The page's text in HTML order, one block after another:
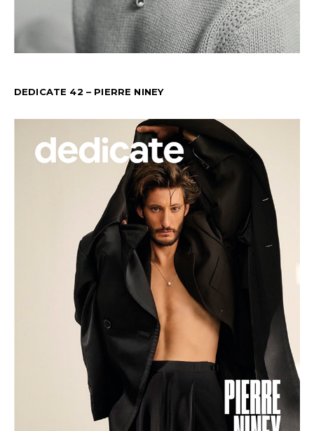
DEDICATE 42 – PIERRE NINEY